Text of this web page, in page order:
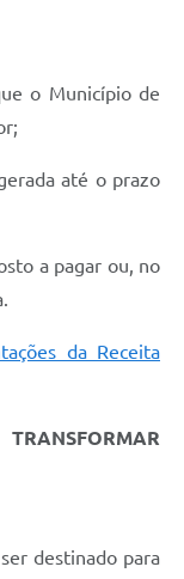
o Município de
até o prazo
a pagar ou, no
da Receita
destinado para